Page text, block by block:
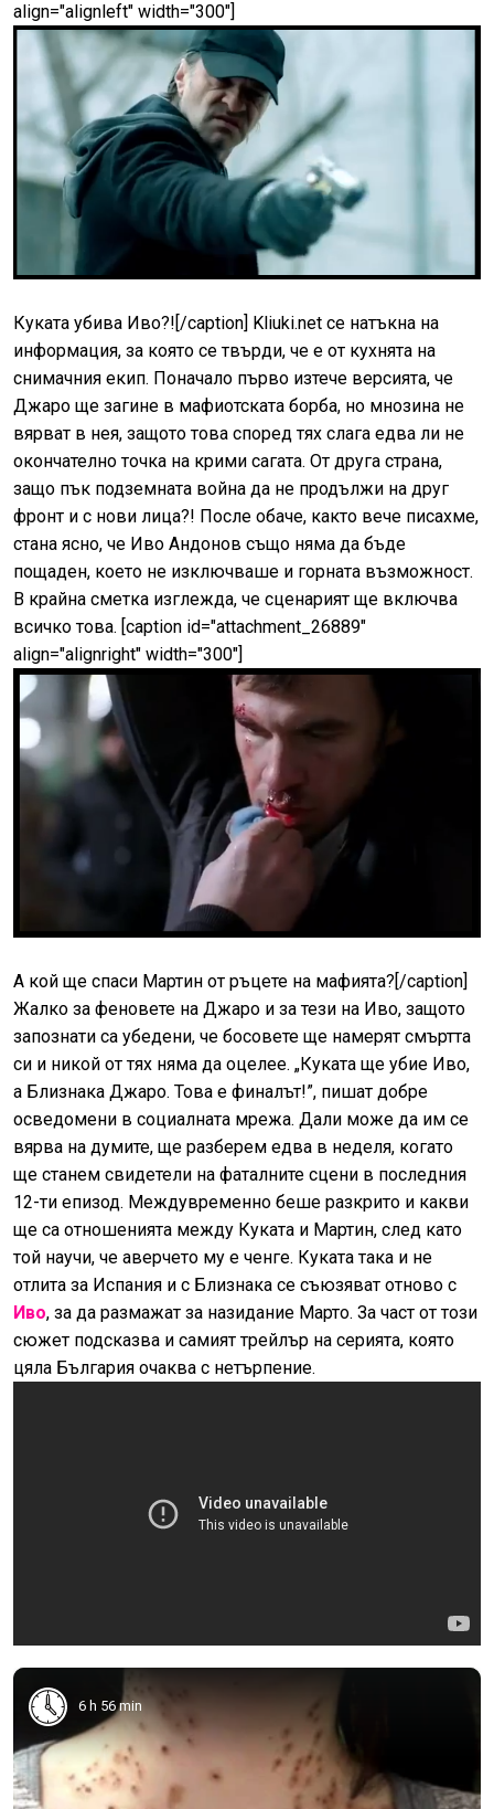
align="alignleft" width="300"]
Куката убива Иво?![/caption] Kliuki.net се натъкна на
информация, за която се твърди, че е от кухнята на
снимачния екип. Поначало първо изтече версията, че
Джаро ще загине в мафиотската борба, но мнозина не
вярват в нея, защото това според тях слага едва ли не
окончателно точка на крими сагата. От друга страна,
защо пък подземната война да не продължи на друг
фронт и с нови лица?! После обаче, както вече писахме,
стана ясно, че Иво Андонов също няма да бъде
пощаден, което не изключваше и горната възможност.
В крайна сметка изглежда, че сценарият ще включва
всичко това. [caption id="attachment_26889"
align="alignright" width="300"]
А кой ще спаси Мартин от ръцете на мафията?[/caption]
Жалко за феновете на Джаро и за тези на Иво, защото
запознати са убедени, че босовете ще намерят смъртта
си и никой от тях няма да оцелее. „Куката ще убие Иво,
а Близнака Джаро. Това е финалът!”, пишат добре
осведомени в социалната мрежа. Дали може да им се
вярва на думите, ще разберем едва в неделя, когато
ще станем свидетели на фаталните сцени в последния
12-ти епизод. Междувременно беше разкрито и какви
ще са отношенията между Куката и Мартин, след като
той научи, че аверчето му е ченге. Куката така и не
отлита за Испания и с Близнака се съюзяват отново с
Иво, за да размажат за назидание Марто. За част от този
сюжет подсказва и самият трейлър на серията, която
цяла България очаква с нетърпение.
6 h 56 min